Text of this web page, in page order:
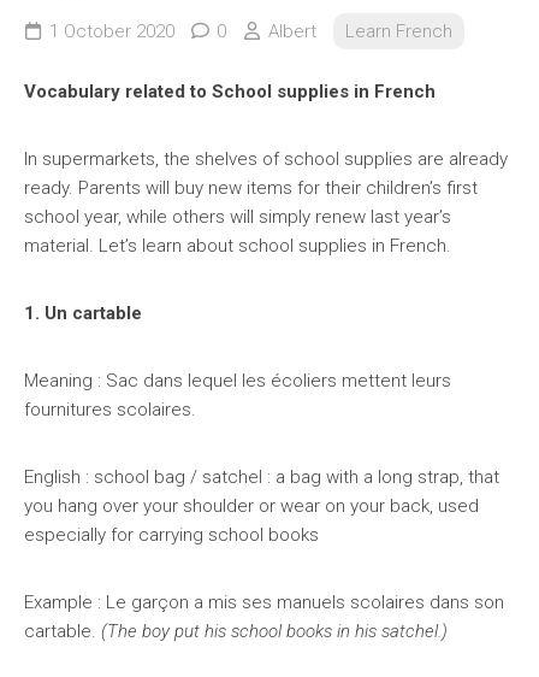
1 October 2020 0 Albert Learn French
Vocabulary related to School supplies in French
In supermarkets, the shelves of school supplies are already
ready. Parents will buy new items for their children’s first
school year, while others will simply renew last year’s
material. Let’s learn about school supplies in French.
1. Un cartable
Meaning : Sac dans lequel les écoliers mettent leurs
fournitures scolaires.
English : school bag / satchel : a bag with a long strap, that
you hang over your shoulder or wear on your back, used
especially for carrying school books
Example : Le garçon a mis ses manuels scolaires dans son
cartable. (The boy put his school books in his satchel.)